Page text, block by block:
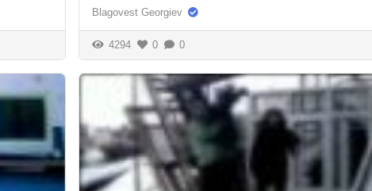
Blagovest Georgiev
4294 0 0